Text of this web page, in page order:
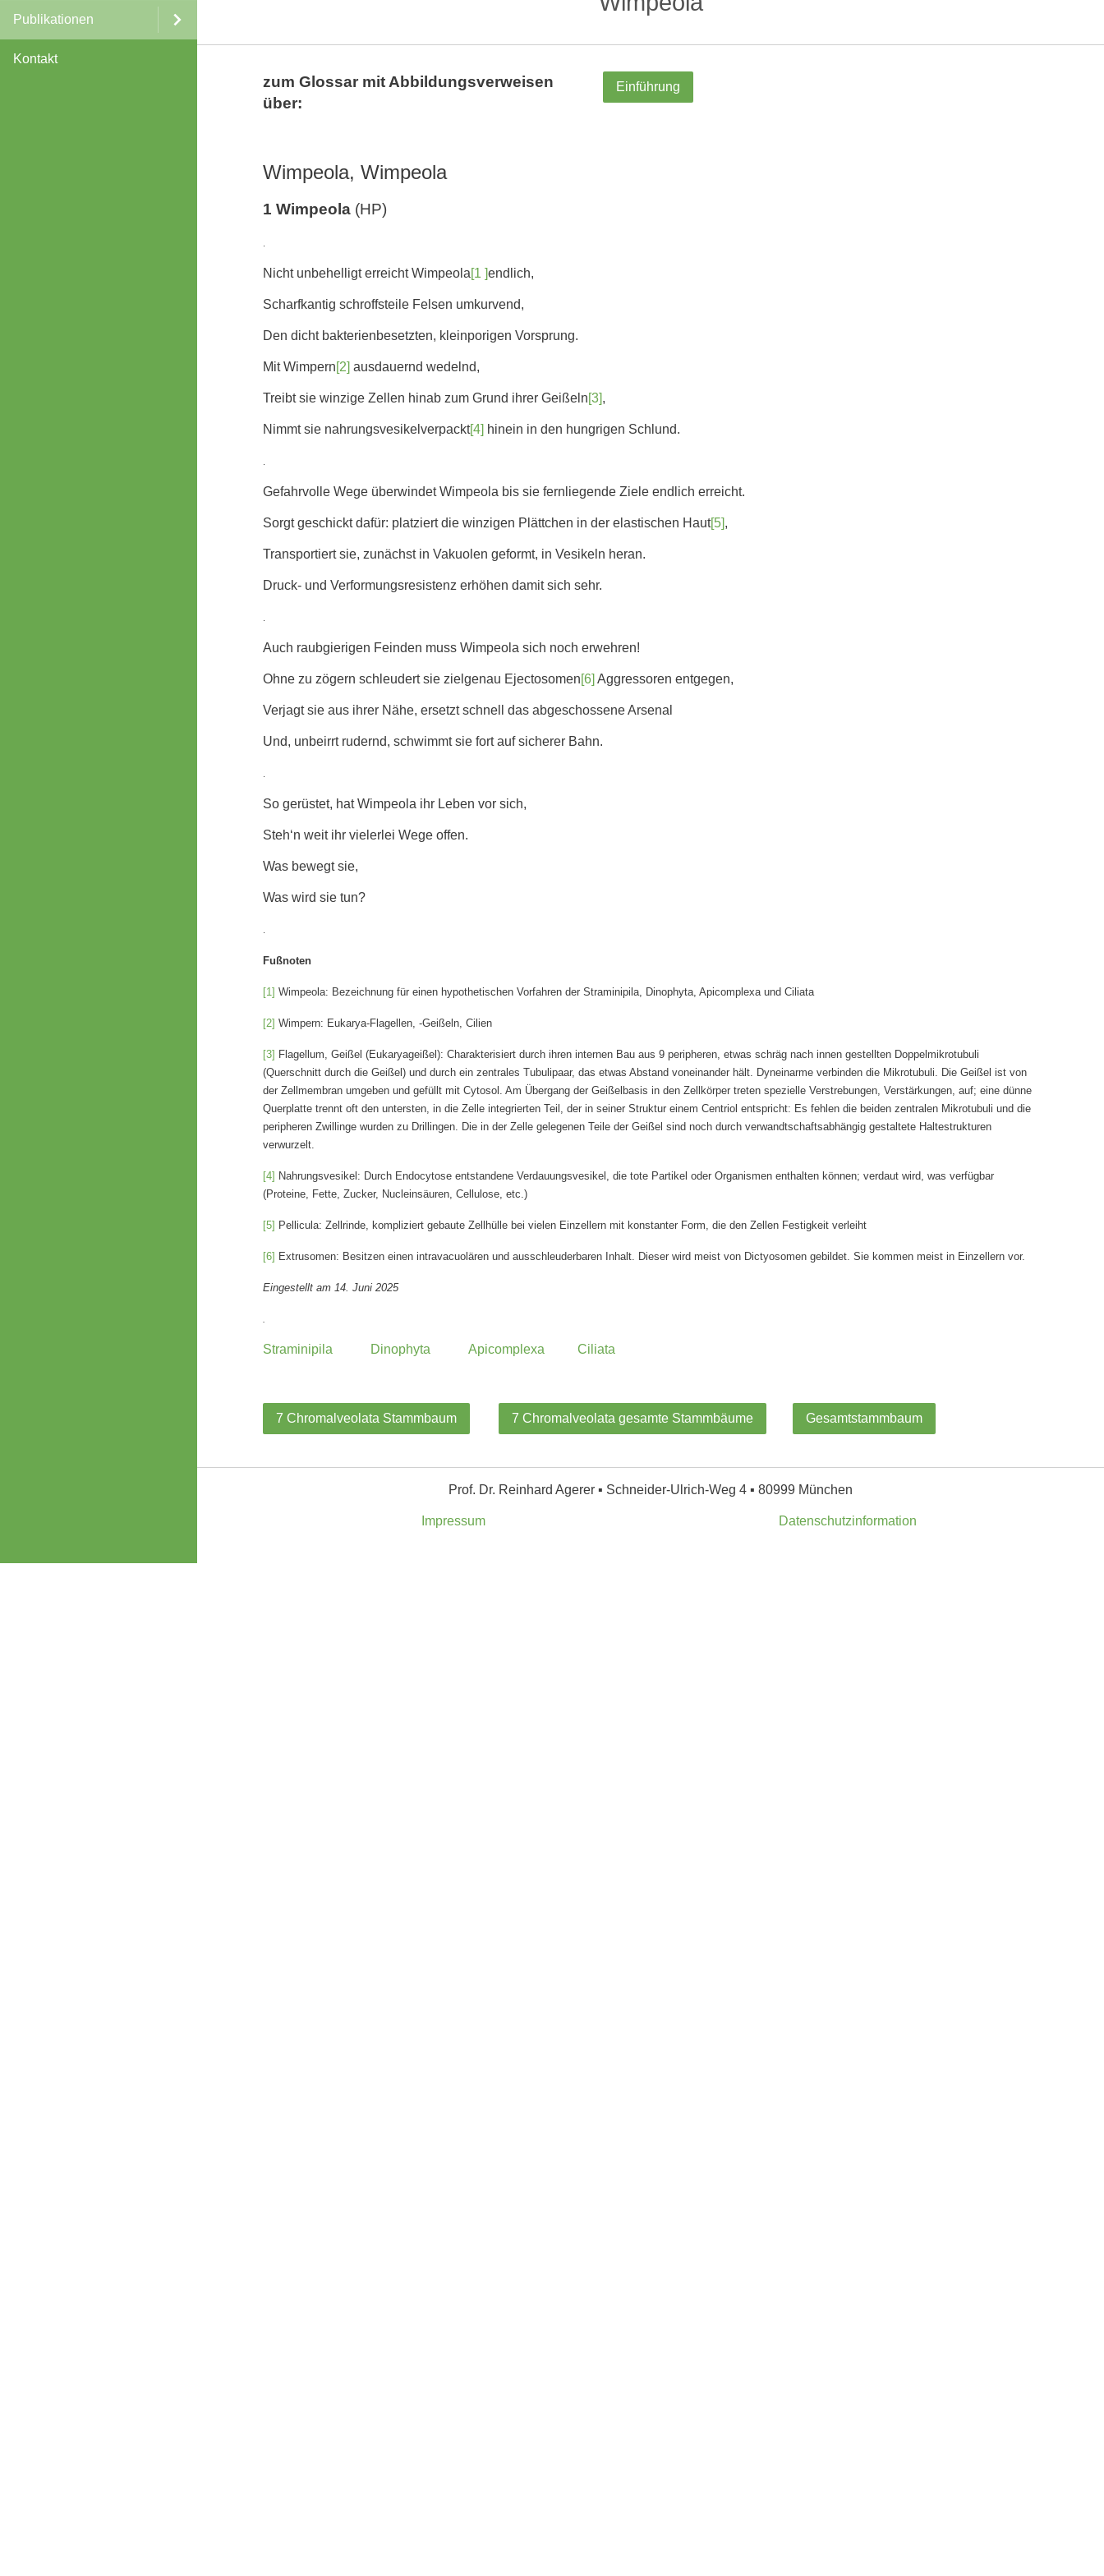
Publikationen
Kontakt
zum Glossar mit Abbildungsverweisen
über:
Einführung
Wimpeola, Wimpeola
1 Wimpeola (HP)
Nicht unbehelligt erreicht Wimpeola[1 ]endlich,
Scharfkantig schroffsteile Felsen umkurvend,
Den dicht bakterienbesetzten, kleinporigen Vorsprung.
Mit Wimpern[2] ausdauernd wedelnd,
Treibt sie winzige Zellen hinab zum Grund ihrer Geißeln[3],
Nimmt sie nahrungsvesikelverpackt[4] hinein in den hungrigen Schlund.
Gefahrvolle Wege überwindet Wimpeola bis sie fernliegende Ziele endlich erreicht.
Sorgt geschickt dafür: platziert die winzigen Plättchen in der elastischen Haut[5],
Transportiert sie, zunächst in Vakuolen geformt, in Vesikeln heran.
Druck- und Verformungsresistenz erhöhen damit sich sehr.
Auch raubgierigen Feinden muss Wimpeola sich noch erwehren!
Ohne zu zögern schleudert sie zielgenau Ejectosomen[6] Aggressoren entgegen,
Verjagt sie aus ihrer Nähe, ersetzt schnell das abgeschossene Arsenal
Und, unbeirrt rudernd, schwimmt sie fort auf sicherer Bahn.
So gerüstet, hat Wimpeola ihr Leben vor sich,
Steh‘n weit ihr vielerlei Wege offen.
Was bewegt sie,
Was wird sie tun?
Fußnoten
[1] Wimpeola: Bezeichnung für einen hypothetischen Vorfahren der Straminipila, Dinophyta, Apicomplexa und Ciliata
[2] Wimpern: Eukarya-Flagellen, -Geißeln, Cilien
[3] Flagellum, Geißel (Eukaryageißel): Charakterisiert durch ihren internen Bau aus 9 peripheren, etwas schräg nach innen gestellten Doppelmikrotubuli
(Querschnitt durch die Geißel) und durch ein zentrales Tubulipaar, das etwas Abstand voneinander hält. Dyneinarme verbinden die Mikrotubuli. Die Geißel ist von
der Zellmembran umgeben und gefüllt mit Cytosol. Am Übergang der Geißelbasis in den Zellkörper treten spezielle Verstrebungen, Verstärkungen, auf; eine dünne
Querplatte trennt oft den untersten, in die Zelle integrierten Teil, der in seiner Struktur einem Centriol entspricht: Es fehlen die beiden zentralen Mikrotubuli und die
peripheren Zwillinge wurden zu Drillingen. Die in der Zelle gelegenen Teile der Geißel sind noch durch verwandtschaftsabhängig gestaltete Haltestrukturen
verwurzelt.
[4] Nahrungsvesikel: Durch Endocytose entstandene Verdauungsvesikel, die tote Partikel oder Organismen enthalten können; verdaut wird, was verfügbar
(Proteine, Fette, Zucker, Nucleinsäuren, Cellulose, etc.)
[5] Pellicula: Zellrinde, kompliziert gebaute Zellhülle bei vielen Einzellern mit konstanter Form, die den Zellen Festigkeit verleiht
[6] Extrusomen: Besitzen einen intravacuolären und ausschleuderbaren Inhalt. Dieser wird meist von Dictyosomen gebildet. Sie kommen meist in Einzellern vor.
Eingestellt am 14. Juni 2025
Straminipila Dinophyta Apicomplexa Ciliata
7 Chromalveolata Stammbaum 7 Chromalveolata gesamte Stammbäume Gesamtstammbaum
Prof. Dr. Reinhard Agerer ▪ Schneider-Ulrich-Weg 4 ▪ 80999 München
Impressum Datenschutzinformation